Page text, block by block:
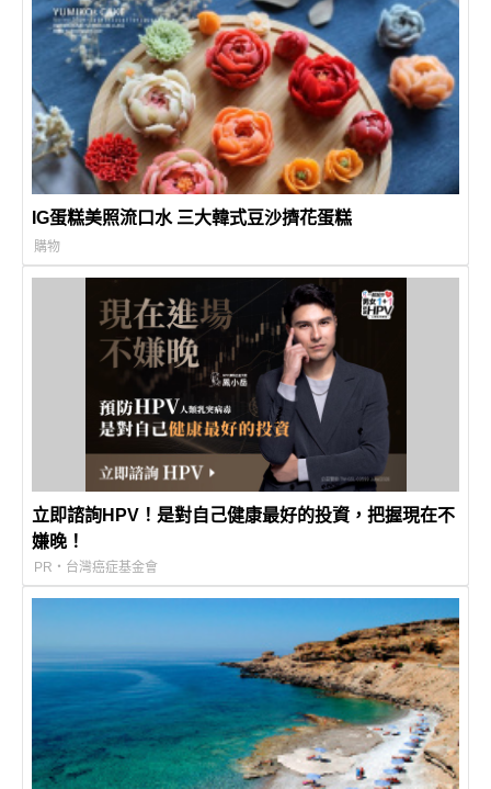
IG蛋糕美照流口水 三大韓式豆沙擠花蛋糕
購物
立即諮詢HPV！是對自己健康最好的投資，把握現在不
嫌晚！
PR・台灣癌症基金會